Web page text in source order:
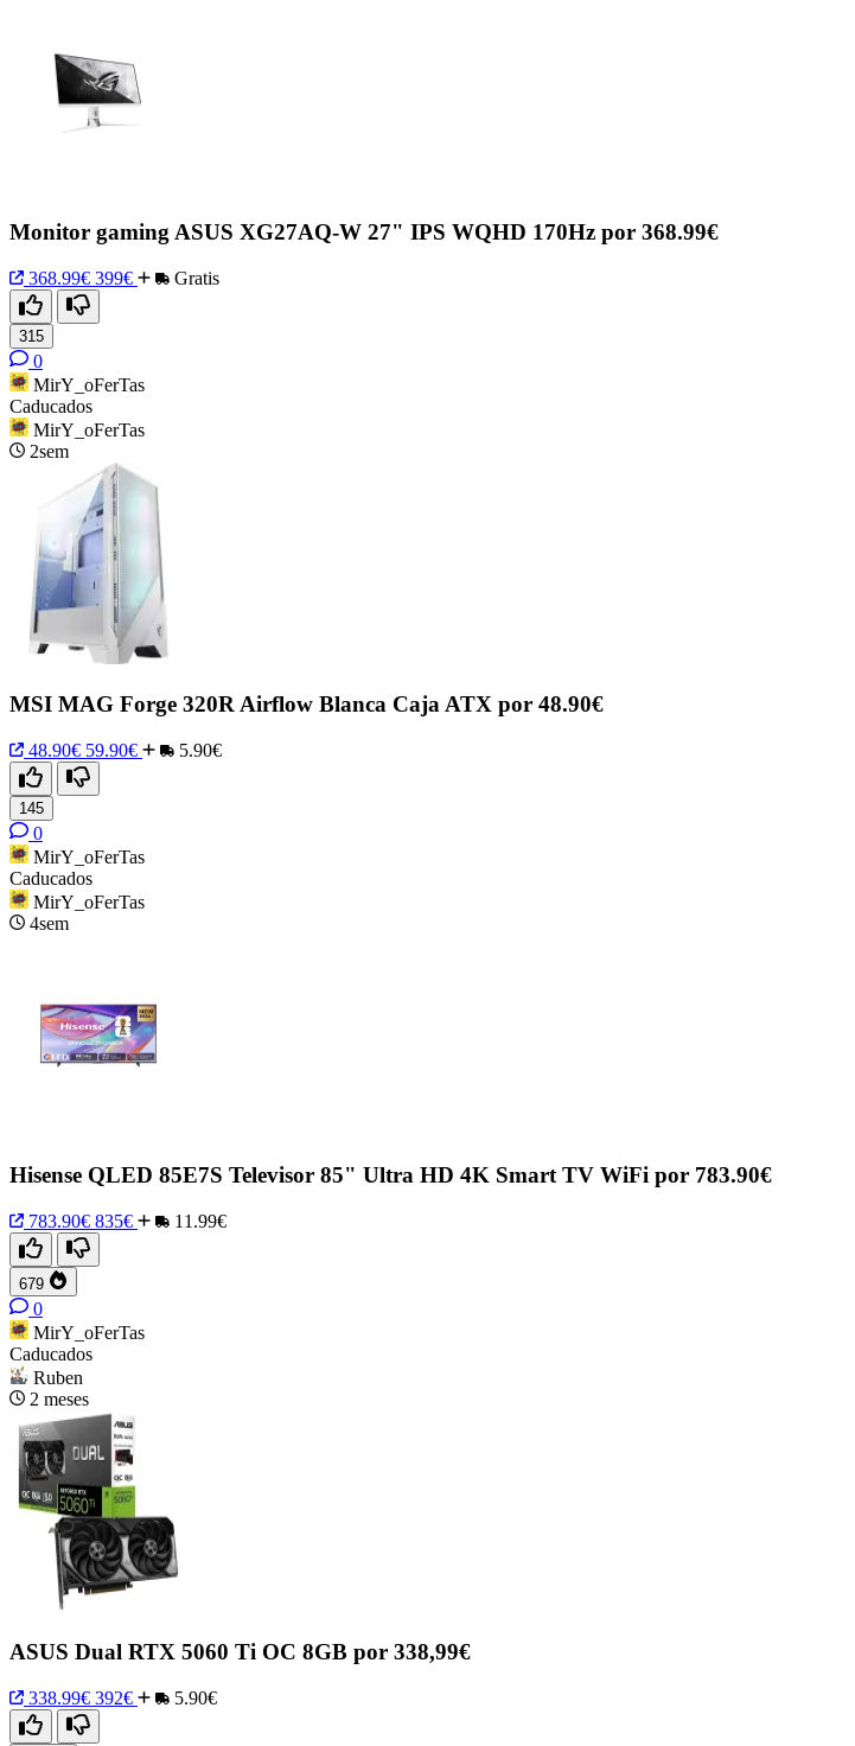
Monitor gaming ASUS XG27AQ-W 27" IPS WQHD 170Hz por 368.99€
368.99€ 399€ Gratis
315
0
MirY_oFerTas
Caducados
MirY_oFerTas
2sem
MSI MAG Forge 320R Airflow Blanca Caja ATX por 48.90€
48.90€ 59.90€ 5.90€
145
0
MirY_oFerTas
Caducados
MirY_oFerTas
4sem
Hisense QLED 85E7S Televisor 85" Ultra HD 4K Smart TV WiFi por 783.90€
783.90€ 835€ 11.99€
679
0
MirY_oFerTas
Caducados
Ruben
2 meses
ASUS Dual RTX 5060 Ti OC 8GB por 338,99€
338.99€ 392€ 5.90€